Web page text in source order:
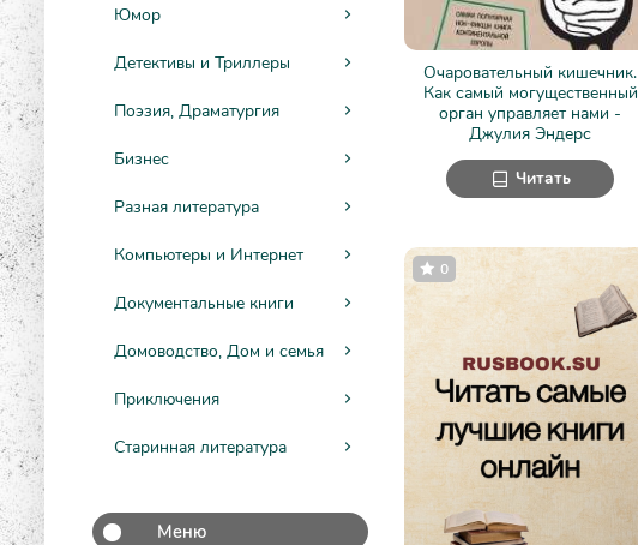
Юмор
Детективы и Триллеры
Поэзия, Драматургия
Бизнес
Разная литература
Компьютеры и Интернет
Документальные книги
Домоводство, Дом и семья
Приключения
Старинная литература
Меню
Очаровательный кишечник.
Как самый могущественный
орган управляет нами -
Джулия Эндерс
Читать
0